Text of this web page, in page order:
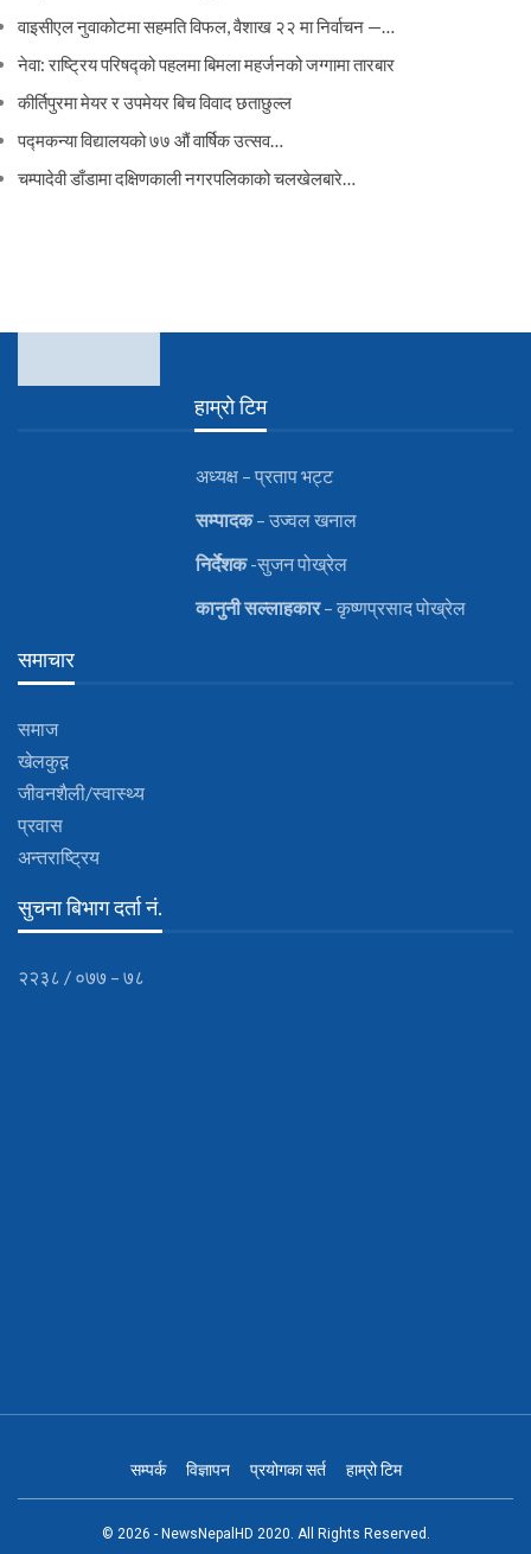
वाइसीएल नुवाकोटमा सहमति विफल, वैशाख २२ मा निर्वाचन —…
नेवा: राष्ट्रिय परिषद्को पहलमा बिमला महर्जनको जग्गामा तारबार
कीर्तिपुरमा मेयर र उपमेयर बिच विवाद छताछुल्ल
पद्मकन्या विद्यालयको ७७ औं ‌‌वार्षिक ‌उत्सव…
चम्पादेवी डाँडामा दक्षिणकाली नगरपलिकाको चलखेलबारे…
हाम्रो टिम
अध्यक्ष – प्रताप भट्ट
सम्पादक– उज्वल खनाल
निर्देशक-सुजन पोख्रेल
कानुनीसल्लाहकार– कृष्णप्रसाद पोख्रेल
समाचार
समाज
खेलकुद़़
जीवनशैली/स्वास्थ्य
प्रवास
अन्तराष्ट्रिय
सुचना बिभाग दर्ता नं.
२२३८ / ०७७ – ७८
सम्पर्क विज्ञापन प्रयोगका सर्त हाम्रो टिम
© 2026 - NewsNepalHD 2020. All Rights Reserved.